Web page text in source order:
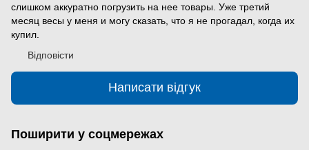
слишком аккуратно погрузить на нее товары. Уже третий
месяц весы у меня и могу сказать, что я не прогадал, когда их
купил.
Відповісти
Написати відгук
Поширити у соцмережах